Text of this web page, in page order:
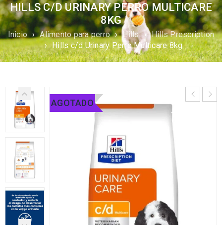
HILLS C/D URINARY PERRO MULTICARE
8KG
Inicio › Alimento para perro › Hills › Hills Prescription
›
Hills c/d Urinary Perro Multicare 8kg
AGOTADO